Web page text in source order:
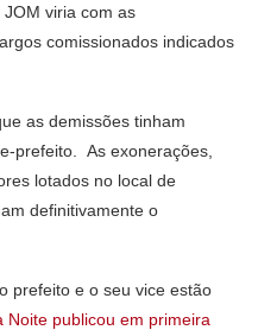
viria com as
comissionados indicados
as demissões tinham
prefeito. As exonerações,
lotados no local de
definitivamente o
prefeito e o seu vice estão
Noite publicou em primeira